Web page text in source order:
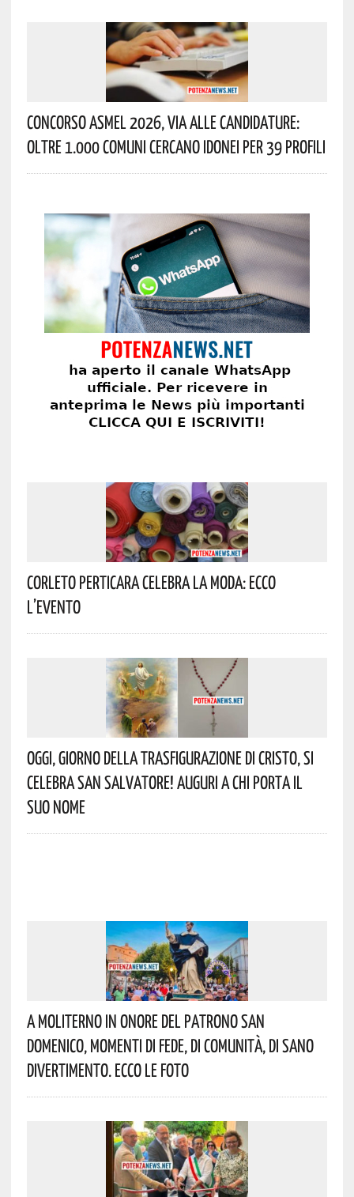
Concorso Asmel 2026, Via Alle Candidature:
Oltre 1.000 Comuni Cercano Idonei Per 39 Profili
Corleto Perticara Celebra La Moda: Ecco
L’evento
Oggi, Giorno Della Trasfigurazione Di Cristo, Si
Celebra San Salvatore! Auguri A Chi Porta Il
Suo Nome
A Moliterno In Onore Del Patrono San
Domenico, Momenti Di Fede, Di Comunità, Di Sano
Divertimento. Ecco Le Foto